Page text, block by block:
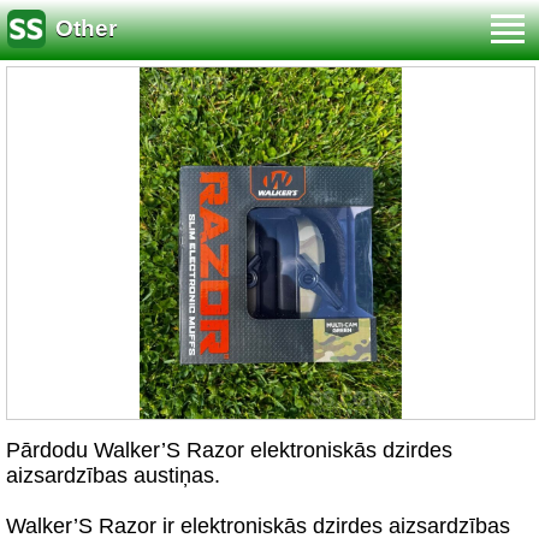
Other
Pārdodu Walker’S Razor elektroniskās dzirdes
aizsardzības austiņas.
Walker’S Razor ir elektroniskās dzirdes aizsardzības